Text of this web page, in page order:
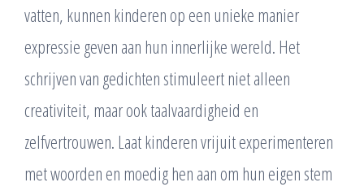
vatten, kunnen kinderen op een unieke manier
expressie geven aan hun innerlijke wereld. Het
schrijven van gedichten stimuleert niet alleen
creativiteit, maar ook taalvaardigheid en
zelfvertrouwen. Laat kinderen vrijuit experimenteren
met woorden en moedig hen aan om hun eigen stem